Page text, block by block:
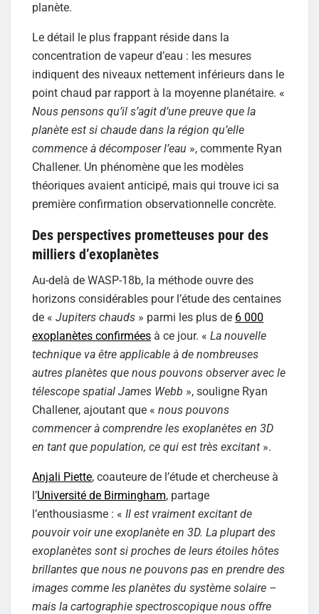
planète.
Le détail le plus frappant réside dans la
concentration de vapeur d’eau : les mesures
indiquent des niveaux nettement inférieurs dans le
point chaud par rapport à la moyenne planétaire. «
Nous pensons qu’il s’agit d’une preuve que la
planète est si chaude dans la région qu’elle
commence à décomposer l’eau », commente Ryan
Challener. Un phénomène que les modèles
théoriques avaient anticipé, mais qui trouve ici sa
première confirmation observationnelle concrète.
Des perspectives prometteuses pour des
milliers d’exoplanètes
Au-delà de WASP-18b, la méthode ouvre des
horizons considérables pour l’étude des centaines
de « Jupiters chauds » parmi les plus de 6 000
exoplanètes confirmées à ce jour. « La nouvelle
technique va être applicable à de nombreuses
autres planètes que nous pouvons observer avec le
télescope spatial James Webb », souligne Ryan
Challener, ajoutant que « nous pouvons
commencer à comprendre les exoplanètes en 3D
en tant que population, ce qui est très excitant ».
Anjali Piette, coauteure de l’étude et chercheuse à
l’Université de Birmingham, partage
l’enthousiasme : « Il est vraiment excitant de
pouvoir voir une exoplanète en 3D. La plupart des
exoplanètes sont si proches de leurs étoiles hôtes
brillantes que nous ne pouvons pas en prendre des
images comme les planètes du système solaire –
mais la cartographie spectroscopique nous offre